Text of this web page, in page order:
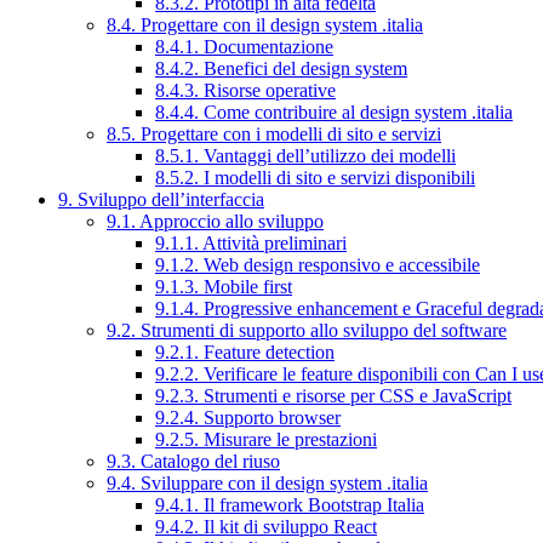
8.4. Progettare con il design system .italia
8.4.1. Documentazione
8.4.2. Benefici del design system
8.4.3. Risorse operative
8.4.4. Come contribuire al design system .italia
8.5. Progettare con i modelli di sito e servizi
8.5.1. Vantaggi dell’utilizzo dei modelli
8.5.2. I modelli di sito e servizi disponibili
9. Sviluppo dell’interfaccia
9.1. Approccio allo sviluppo
9.1.1. Attività preliminari
9.1.2. Web design responsivo e accessibile
9.1.3. Mobile first
9.1.4. Progressive enhancement e Graceful
9.2. Strumenti di supporto allo sviluppo del software
9.2.1. Feature detection
9.2.2. Verificare le feature disponibili con Can I
9.2.3. Strumenti e risorse per CSS e JavaScript
9.2.4. Supporto browser
9.2.5. Misurare le prestazioni
9.3. Catalogo del riuso
9.4. Sviluppare con il design system .italia
9.4.1. Il framework Bootstrap Italia
9.4.2. Il kit di sviluppo React